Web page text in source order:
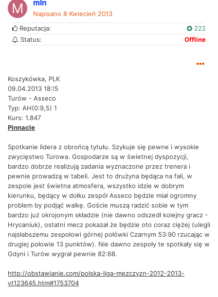
mln
Napisano 8 Kwiecień 2013
Reputacja:
222
Status:
Offline
Koszykówka, PLK
09.04.2013 18:!5
Turów - Asseco
Typ: AH(0:9,5) 1
Kurs: 1.847
Pinnacle
Spotkanie lidera z obrońcą tytułu. Szykuje się pewne i wysokie
zwycięstwo Turowa. Gospodarze są w świetnej dyspozycji,
bardzo dobrze realizują zadania wyznaczone przez trenera i
pewnie prowadzą w tabeli. Jest to drużyna będąca na fali, w
zespole jest świetna atmosfera, wszystko idzie w dobrym
kierunku, będący w dołku zespół Asseco będzie miał ogromny
problem by podjąć walkę. Goście muszą radzić sobie w tym
bardzo już okrojonym składzie (nie dawno odszedł kolejny gracz -
Hrycaniuk), ostatni mecz pokazał że będzie oto coraz ciężej (ulegli
najsłabszemu zespołowi górnej połówki Czarnym 53:90 rzucając w
drugiej połowie 13 punktów). Nie dawno zespoły te spotkały się w
Gdyni i Turów wygrał pewnie 82:68.
http://obstawianie.com/polska-liga-mezczyzn-2012-2013-
vt123645.htm#1753704